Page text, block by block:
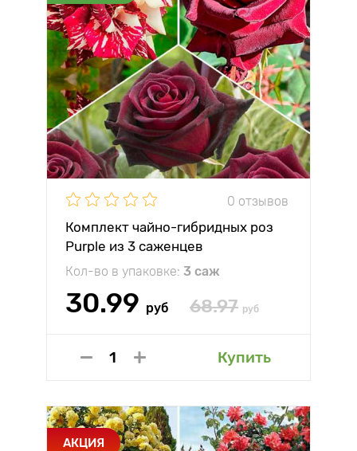
0 отзывов
Комплект чайно-гибридных роз
Purple из 3 саженцев
Кол-во в упаковке: 3 саж
30.99 руб 68.97 руб
Купить
АКЦИЯ